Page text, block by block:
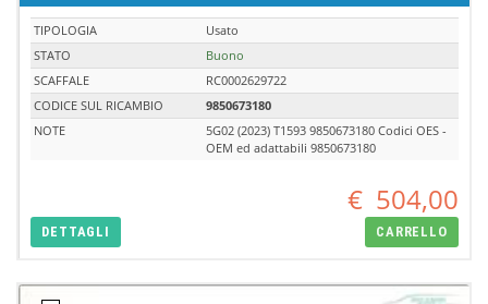
TIPOLOGIA
Usato
STATO
Buono
SCAFFALE
RC0002629722
CODICE SUL RICAMBIO
9850673180
NOTE
5G02 (2023) T1593 9850673180 Codici OES -
OEM ed adattabili 9850673180
€ 504,00
DETTAGLI CARRELLO